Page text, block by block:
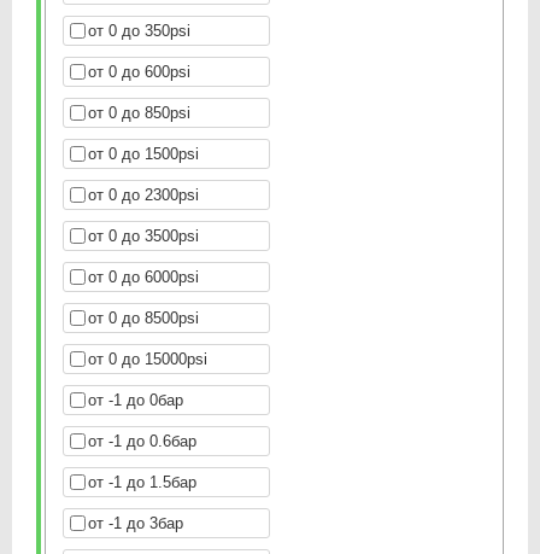
от 0 до 350psi
от 0 до 600psi
от 0 до 850psi
от 0 до 1500psi
от 0 до 2300psi
от 0 до 3500psi
от 0 до 6000psi
от 0 до 8500psi
от 0 до 15000psi
от -1 до 0бар
от -1 до 0.6бар
от -1 до 1.5бар
от -1 до 3бар